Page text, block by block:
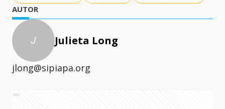
AUTOR
J Julieta Long
jlong@sipiapa.org
Ads